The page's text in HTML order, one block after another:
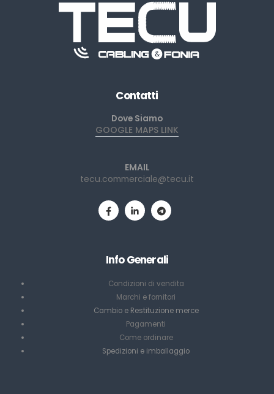
Contatti
Dove Siamo
GOOGLE MAPS LINK
EMAIL
tecu.commerciale@tecu.it
Info Generali
Condizioni di vendita
Marchi e fornitori
Cambio e Restituzione merce
Pagamenti
Come ordinare
Spedizioni e imballaggio